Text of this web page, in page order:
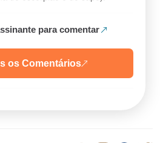
para comentar
os Comentários